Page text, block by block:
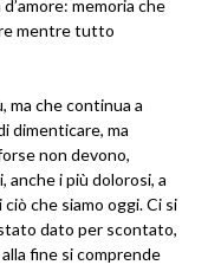
memoria che
mentre tutto
ma che continua a
dimenticare, ma
non devono,
anche i più dolorosi, a
che siamo oggi. Ci si
dato per scontato,
fine si comprende